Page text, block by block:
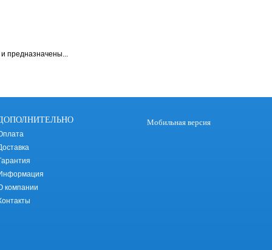
и предназначены...
компании
Мобильная версия